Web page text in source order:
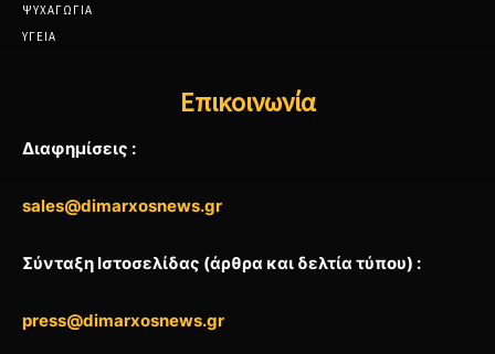
ΨΥΧΑΓΩΓΙΑ
ΥΓΕΙΑ
Επικοινωνία
Διαφημίσεις :
sales@dimarxosnews.gr
Σύνταξη Ιστοσελίδας (άρθρα και δελτία τύπου) :
press@dimarxosnews.gr